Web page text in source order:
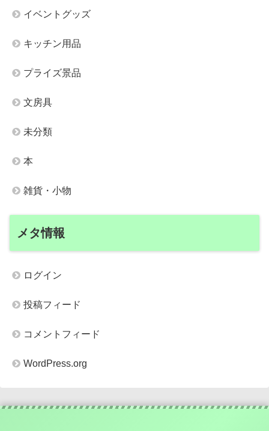
イベントグッズ
キッチン用品
プライズ景品
文房具
未分類
本
雑貨・小物
メタ情報
ログイン
投稿フィード
コメントフィード
WordPress.org